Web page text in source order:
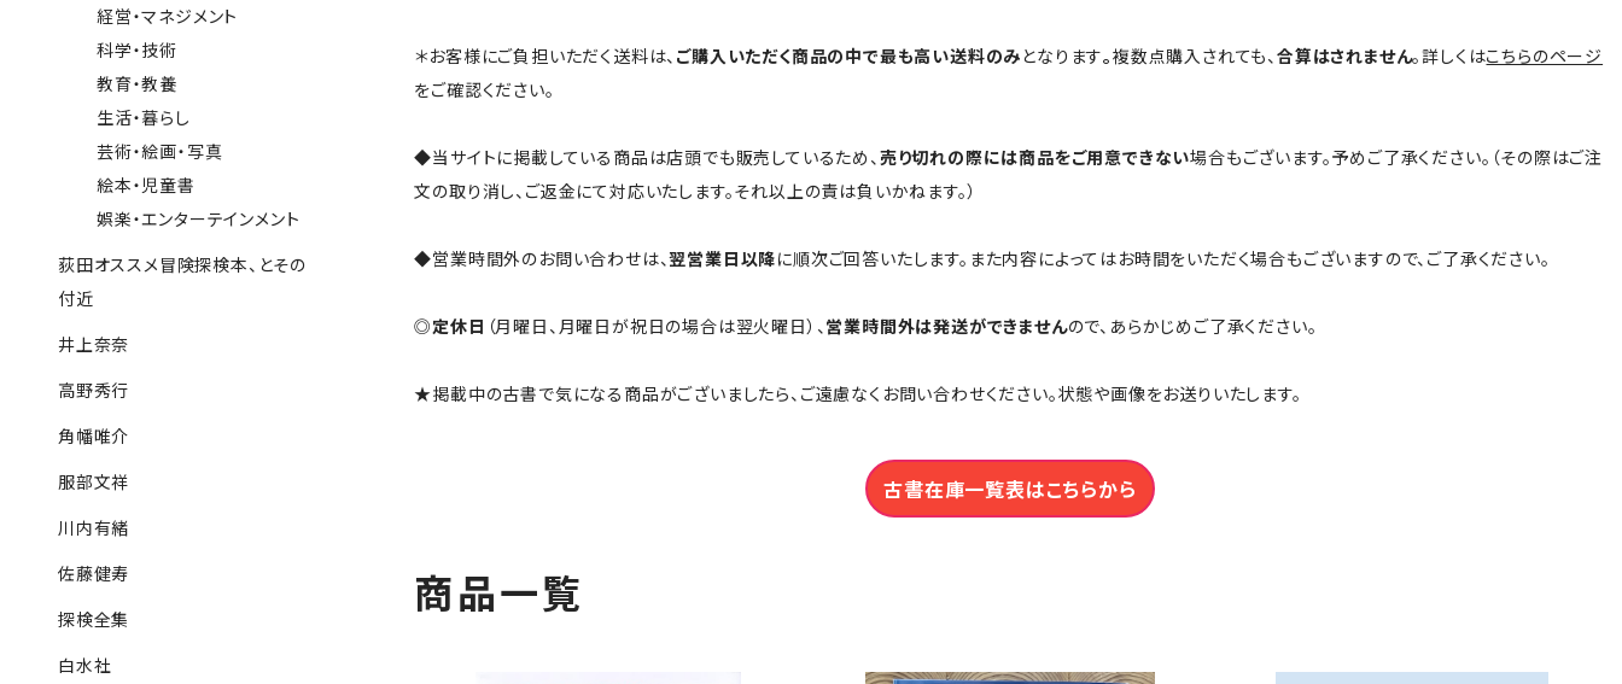
＊お客様にご負担いただく送料は、 ご購入いただく商品の中で最も高い送料のみとなります。複数点購入されても、合算はされません。詳しくはこちらのページ
をご確認ください。
◆当サイトに掲載している商品は店頭でも販売しているため、 売り切れの際には商品をご用意できない場合もございます。予めご了承ください。（その際はご注
文の取り消し、ご返金にて対応いたします。それ以上の責は負いかねます。）
◆営業時間外のお問い合わせは、翌営業日以降に順次ご回答いたします。また内容によってはお時間をいただく場合もございますので、ご了承ください。
◎定休日 （月曜日、月曜日が祝日の場合は翌火曜日）、 営業時間外は発送ができませんので、あらかじめご了承ください。
★掲載中の古書で気になる商品がございましたら、ご遠慮なくお問い合わせください。状態や画像をお送りいたします。
古書在庫一覧表はこちらから
商品一覧
経営・マネジメント
科学・技術
教育・教養
生活・暮らし
芸術・絵画・写真
絵本・児童書
娯楽・エンターテインメント
荻田オススメ冒険探検本、とその
付近
井上奈奈
高野秀行
角幡唯介
服部文祥
川内有緒
佐藤健寿
探検全集
白水社